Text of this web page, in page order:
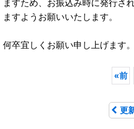
ますため、お振込み時に発行さ
ますようお願いいたします。
何卒宜しくお願い申し上げます。
«前
更